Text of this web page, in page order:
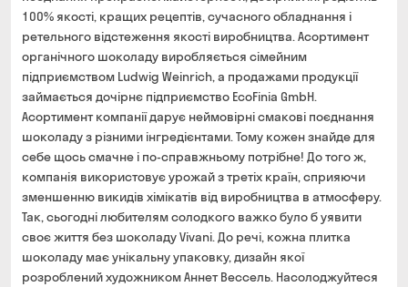
100% якості, кращих рецептів, сучасного обладнання і
ретельного відстеження якості виробництва. Асортимент
органічного шоколаду виробляється сімейним
підприємством Ludwig Weinrich, а продажами продукції
займається дочірнє підприємство EcoFinia GmbH.
Асортимент компанії дарує неймовірні смакові поєднання
шоколаду з різними інгредієнтами. Тому кожен знайде для
себе щось смачне і по-справжньому потрібне! До того ж,
компанія використовує урожай з третіх країн, сприяючи
зменшенню викидів хімікатів від виробництва в атмосферу.
Так, сьогодні любителям солодкого важко було б уявити
своє життя без шоколаду Vivani. До речі, кожна плитка
шоколаду має унікальну упаковку, дизайн якої
розроблений художником Аннет Вессель. Насолоджуйтеся